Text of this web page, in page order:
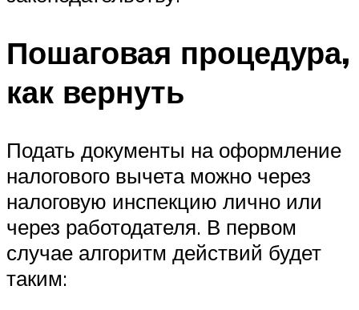
Пошаговая процедура,
как вернуть
Подать документы на оформление
налогового вычета можно через
налоговую инспекцию лично или
через работодателя. В первом
случае алгоритм действий будет
таким: